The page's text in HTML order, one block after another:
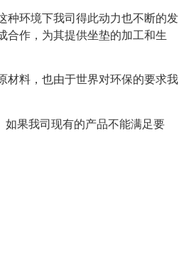
种环境下我司得此动力也不断的发
合作，为其提供坐垫的加工和生
材料，也由于世界对环保的要求我
果我司现有的产品不能满足要